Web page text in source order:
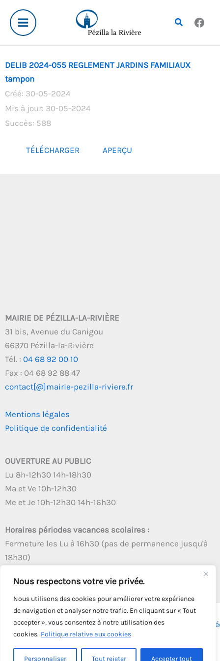
Nous respectons votre vie privée.
Nous utilisons des cookies pour améliorer votre expérience
de navigation et analyser notre trafic. En cliquant sur « Tout
accepter », vous consentez à notre utilisation des
cookies. Politique relative aux cookies
Personnaliser Tout rejeter Accepter tout
contenu
Rechercher
DELIB 2024-055 REGLEMENT JARDINS FAMILIAUX
tampon
Créé: 30-05-2024
Mis à jour: 30-05-2024
Succès: 588
TÉLÉCHARGER APERÇU
MAIRIE DE PÉZILLA-LA-RIVIÈRE
31 bis, Avenue du Canigou
66370 Pézilla-la-Rivière
Tél. : 04 68 92 00 10
Fax : 04 68 92 88 47
contact[@]mairie-pezilla-riviere.fr
Mentions légales
Politique de confidentialité
OUVERTURE AU PUBLIC
Lu 8h-12h30 14h-18h30
Ma et Ve 10h-12h30
Me et Je 10h-12h30 14h-16h30
Horaires périodes vacances scolaires :
Fermeture les Lu à 16h30 (pas de permanence jusqu'à
18h30)
Copyright © 2026 - Tous droits réservés - | Webmaster
Solution